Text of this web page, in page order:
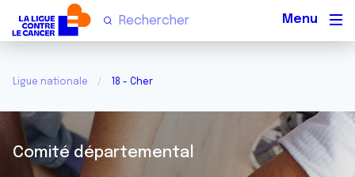
Ligue nationale 18 - Cher
Comité départemental